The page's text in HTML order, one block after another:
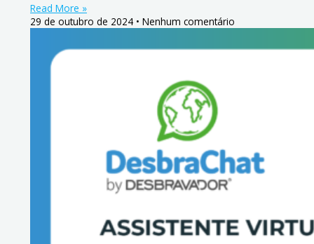
Read More »
29 de outubro de 2024
Nenhum comentário